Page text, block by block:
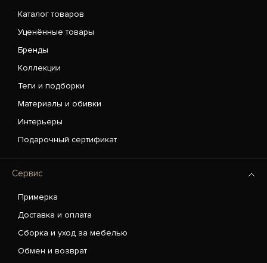
Каталог товаров
Уценённые товары
Бренды
Коллекции
Теги и подборки
Материалы и обивки
Интерьеры
Подарочный сертификат
Сервис
Примерка
Доставка и оплата
Сборка и уход за мебелью
Обмен и возврат